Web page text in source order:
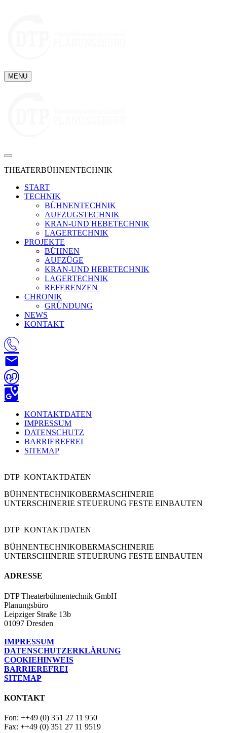
MENU
THEATERBÜHNENTECHNIK
START
TECHNIK
BÜHNENTECHNIK
AUFZUGSTECHNIK
KRAN-UND HEBETECHNIK
LAGERTECHNIK
PROJEKTE
BÜHNEN
AUFZÜGE
KRAN-UND HEBETECHNIK
LAGERTECHNIK
REFERENZEN
CHRONIK
GRÜNDUNG
NEWS
KONTAKT
KONTAKTDATEN
IMPRESSUM
DATENSCHUTZ
BARRIEREFREI
SITEMAP
DTP KONTAKTDATEN
BÜHNENTECHNIKOBERMASCHINERIE
UNTERSCHINERIE STEUERUNG FESTE EINBAUTEN
DTP KONTAKTDATEN
BÜHNENTECHNIKOBERMASCHINERIE
UNTERSCHINERIE STEUERUNG FESTE EINBAUTEN
ADRESSE
DTP Theaterbühnentechnik GmbH
Planungsbüro
Leipziger Straße 13b
01097 Dresden
IMPRESSUM
DATENSCHUTZERKLÄRUNG
COOKIEHINWEIS
BARRIEREFREI
SITEMAP
KONTAKT
Fon: ++49 (0) 351 27 11 950
Fax: ++49 (0) 351 27 11 9519